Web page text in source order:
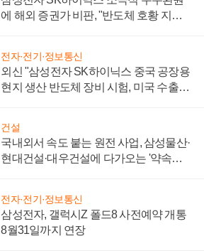
에 해외 증권가 비판, "반도체 호황 지속
전자·전기·정보통신
외신 "삼성전자 SK하이닉스 중국 공장용
현지 생산 반도체 장비 시험, 미국 수출통
건설
국내외서 속도 붙는 원전 사업, 삼성물산·
현대건설·대우건설에 다가오는 '약속의
전자·전기·정보통신
삼성전자, 갤럭시Z 폴드8 사전예약 개통
8월31일까지 연장